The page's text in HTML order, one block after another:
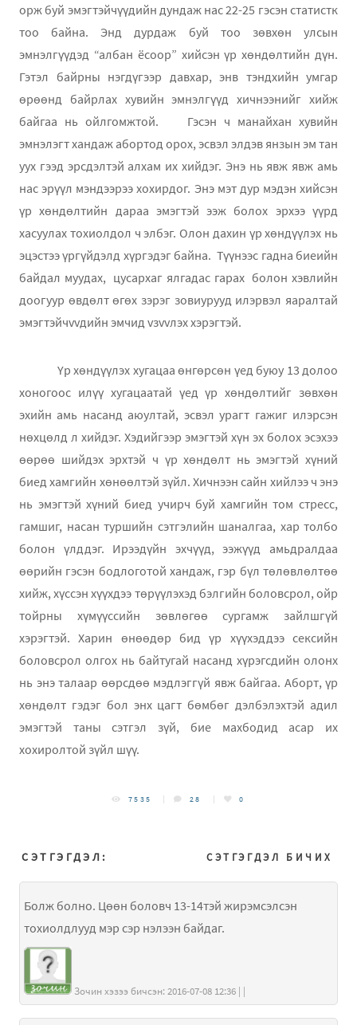
орж буй эмэгтэйчүүдийн дундаж нас 22-25 гэсэн статистк
тоо байна. Энд дурдаж буй тоо зөвхөн улсын
эмнэлгүүдэд “албан ёсоор” хийсэн үр хөндөлтийн дүн.
Гэтэл байрны нэгдүгээр давхар, энв тэндхийн умгар
өрөөнд байрлах хувийн эмнэлгүүд хичнээнийг хийж
байгаа нь ойлгомжтой.
Гэсэн ч манайхан хувийн
эмнэлэгт хандаж абортод орох, эсвэл элдэв янзын эм тан
уух гээд эрсдэлтэй алхам их хийдэг. Энэ нь явж явж амь
нас эрүүл мэндээрээ хохирдог. Энэ мэт дур мэдэн хийсэн
үр хөндөлтийн дараа эмэгтэй ээж болох эрхээ үүрд
хасуулах тохиолдол ч элбэг. Олон дахин үр хөндүүлэх нь
эцэстээ үргүйдэлд хүргэдэг байна. Түүнээс гадна биеийн
байдал муудах, цусархаг ялгадас гарах болон хэвлийн
доогуур өвдөлт өгөх зэрэг зовиурууд илэрвэл яаралтай
эмэгтэйчvvдийн эмчид vзvvлэх хэрэгтэй.
Үр хөндүүлэх хугацаа өнгөрсөн үед буюу 13 долоо
хоногоос илүү хугацаатай үед үр хөндөлтийг зөвхөн
эхийн амь насанд аюултай, эсвэл урагт гажиг илэрсэн
нөхцөлд л хийдэг. Хэдийгээр эмэгтэй хүн эх болох эсэхээ
өөрөө шийдэх эрхтэй ч үр хөндөлт нь эмэгтэй хүний
биед хамгийн хөнөөлтэй зүйл. Xичнээн сайн хийлээ ч энэ
нь эмэгтэй хүний биед учирч буй хамгийн том стресс,
гамшиг, насан туршийн сэтгэлийн шаналгаа, хар толбо
болон үлддэг. Ирээдүйн эхчүүд, ээжүүд амьдралдаа
өөрийн гэсэн бодлоготой хандаж, гэр бүл төлөвлөлтөө
хийж, хүссэн хүүхдээ төрүүлэхэд бэлгийн боловсрол, ойр
тойрны хүмүүссийн зөвлөгөө сургамж зайлшгүй
хэрэгтэй. Харин өнөөдөр бид үр хүүхэддээ сексийн
боловсрол олгох нь байтугай насанд хүрэгсдийн олонх
нь энэ талаар өөрсдөө мэдлэггүй явж байгаа. Аборт, үр
хөндөлт гэдэг бол энх цагт бөмбөг дэлбэлэхтэй адил
эмэгтэй таны сэтгэл зүй, бие махбодид асар их
хохиролтой зүйл шүү.
7535 28 0
СЭТГЭГДЭЛ БИЧИХ
СЭТГЭГДЭЛ:
Болж болно. Цөөн боловч 13-14тэй жирэмсэлсэн
тохиолдлууд мэр сэр нэлээн байдаг.
Зочин хэзээ бичсэн: 2016-07-08 12:36 | |